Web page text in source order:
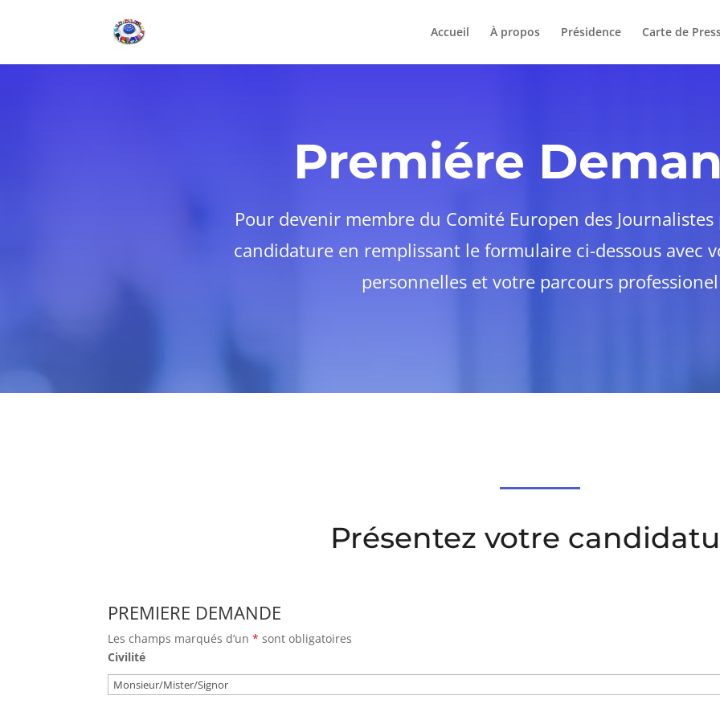
Accueil À propos Présidence Carte de
Premiére
Pour devenir membre du Comité Europen des
candidature en remplissant le formulaire ci-dessous avec
personnelles et votre parcours professionel
Présentez votre
PREMIERE DEMANDE
Les champs marqués d’un* sont obligatoires
Civilité